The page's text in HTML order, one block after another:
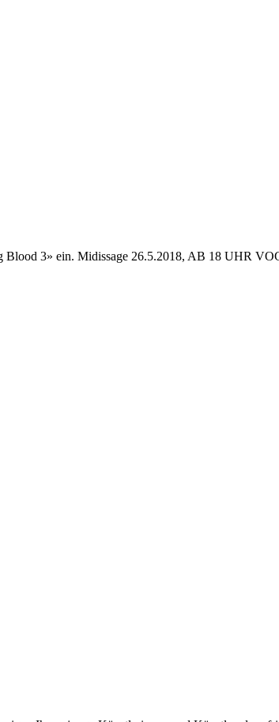
Blood 3» ein. Midissage 26.5.2018, AB 18